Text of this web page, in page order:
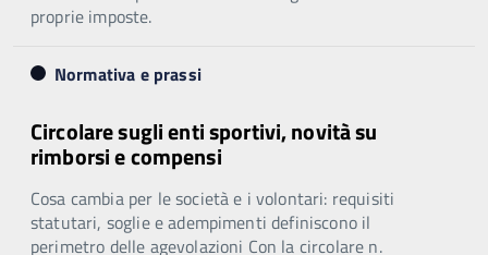
proprie imposte.
Normativa e prassi
Circolare sugli enti sportivi, novità su
rimborsi e compensi
Cosa cambia per le società e i volontari: requisiti
statutari, soglie e adempimenti definiscono il
perimetro delle agevolazioni Con la circolare n.